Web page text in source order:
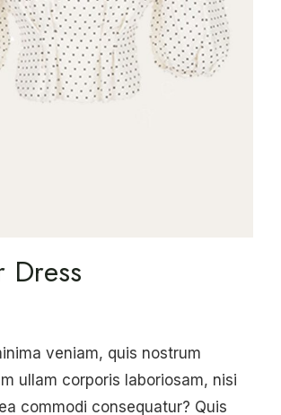
Dress
veniam, quis nostrum
ullam corporis laboriosam, nisi
commodi consequatur? Quis